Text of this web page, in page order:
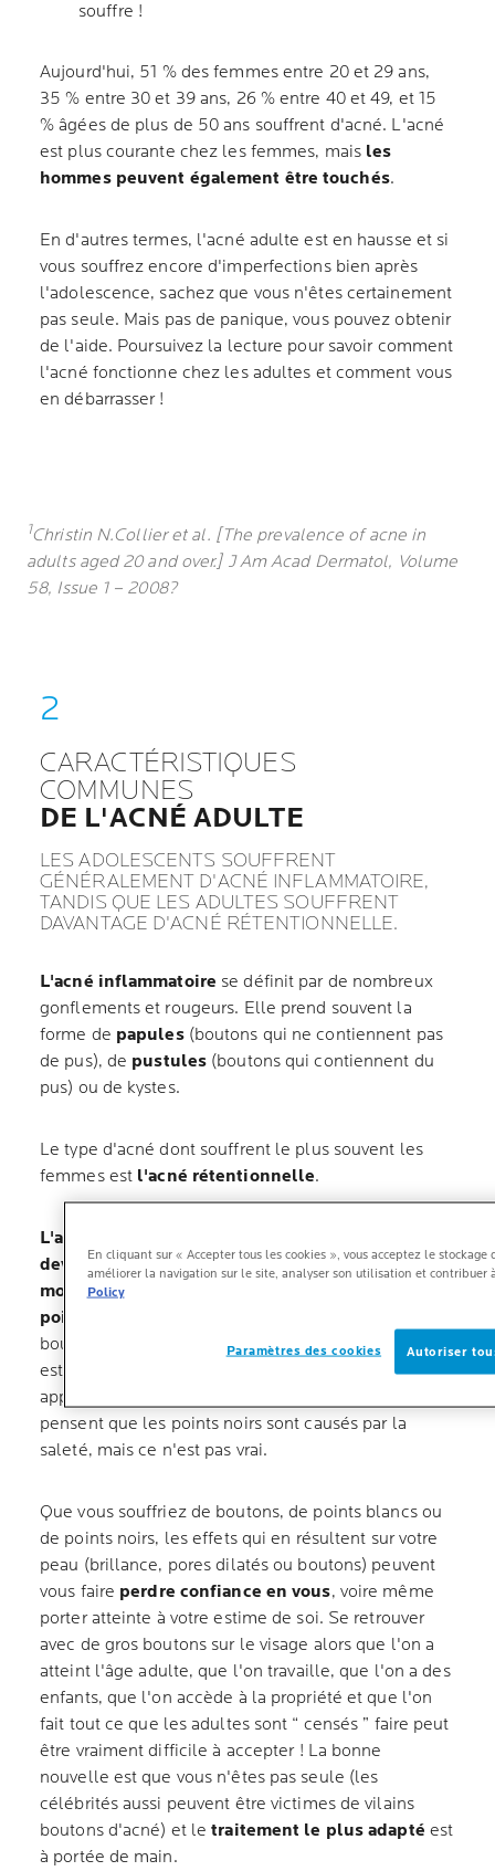
souffre !
Aujourd'hui, 51 % des femmes entre 20 et 29 ans,
35 % entre 30 et 39 ans, 26 % entre 40 et 49, et 15
% âgées de plus de 50 ans souffrent d'acné. L'acné
est plus courante chez les femmes, mais les
hommes peuvent également être touchés.
En d'autres termes, l'acné adulte est en hausse et si
vous souffrez encore d'imperfections bien après
l'adolescence, sachez que vous n'êtes certainement
pas seule. Mais pas de panique, vous pouvez obtenir
de l'aide. Poursuivez la lecture pour savoir comment
l'acné fonctionne chez les adultes et comment vous
en débarrasser !
1Christin N.Collier et al. [The prevalence of acne in
adults aged 20 and over.] J Am Acad Dermatol, Volume
58, Issue 1 – 2008?
CARACTÉRISTIQUES
COMMUNES
DE L'ACNÉ ADULTE
LES ADOLESCENTS SOUFFRENT
GÉNÉRALEMENT D'ACNÉ INFLAMMATOIRE,
TANDIS QUE LES ADULTES SOUFFRENT
DAVANTAGE D'ACNÉ RÉTENTIONNELLE.
L'acné inflammatoire se définit par de nombreux
gonflements et rougeurs. Elle prend souvent la
forme de papules(boutons qui ne contiennent pas
de pus), de pustules (boutons qui contiennent du
pus) ou de kystes.
Le type d'acné dont souffrent le plus souvent les
femmes est l'acné rétentionnelle.
L'acné rétentionnelle
deviennent obstrués par le sébum et les cellules
mortes. Elle se manifeste souvent sous la forme de
points blancs
boutons. Lorsque le pore obstrué grossit, le sébum
est exposé à l'air et devient noir. C'est ce qu'on
appelle un
pensent que les points noirs sont causés par la
saleté, mais ce n'est pas vrai.
Que vous souffriez de boutons, de points blancs ou
de points noirs, les effets qui en résultent sur votre
peau (brillance, pores dilatés ou boutons) peuvent
vous faire perdre confiance en vous, voire même
porter atteinte à votre estime de soi. Se retrouver
avec de gros boutons sur le visage alors que l'on a
atteint l'âge adulte, que l'on travaille, que l'on a des
enfants, que l'on accède à la propriété et que l'on
fait tout ce que les adultes sont “ censés ” faire peut
être vraiment difficile à accepter ! La bonne
nouvelle est que vous n'êtes pas seule (les
célébrités aussi peuvent être victimes de vilains
boutons d'acné) et letraitement le plus adapté est
à portée de main.
En cliquant sur « Accepter tous les cookies », vous acceptez le stockage
améliorer la navigation sur le site, analyser son utilisation et contribuer
Policy
Autoriser
Paramètres des cookies